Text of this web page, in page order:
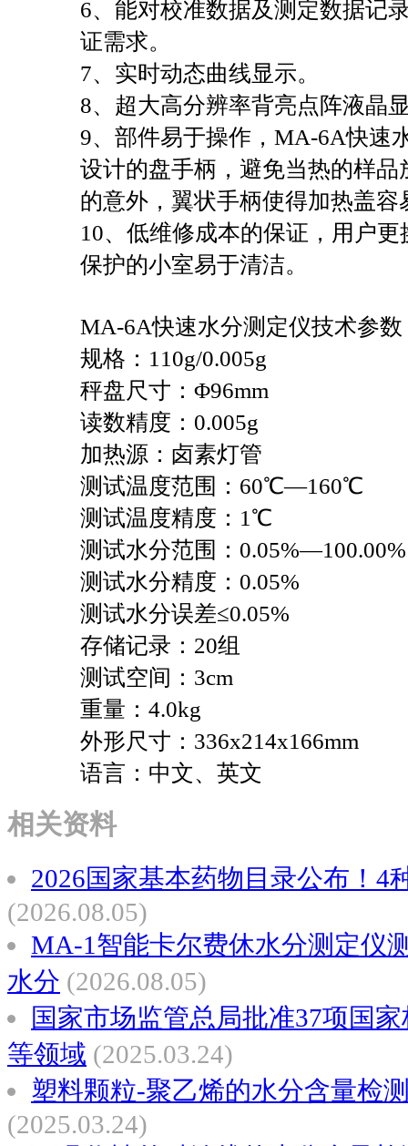
6、能对校准数据及测定数据记
证需求。
7、实时动态曲线显示。
8、超大高分辨率背亮点阵液晶
9、部件易于操作，MA-6A快速
设计的盘手柄，避免当热的样
的意外，翼状手柄使得加热盖容
10、低维修成本的保证，用户
保护的小室易于清洁。
MA-6A快速水分测定仪技术参数
规格：110g/0.005g
秤盘尺寸：Φ96mm
读数精度：0.005g
加热源：卤素灯管
测试温度范围：60℃—160℃
测试温度精度：1℃
测试水分范围：0.05%—100.00%
测试水分精度：0.05%
测试水分误差≤0.05%
存储记录：20组
测试空间：3cm
重量：4.0kg
外形尺寸：336x214x166mm
语言：中文、英文
相关资料
2026国家基本药物目录公布！4
(2026.08.05)
MA-1智能卡尔费休水分测定仪
水分 (2026.08.05)
国家市场监管总局批准37项国
等领域 (2025.03.24)
塑料颗粒-聚乙烯的水分含量检
(2025.03.24)